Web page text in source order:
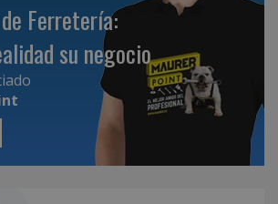
Ferretería:
su negocio